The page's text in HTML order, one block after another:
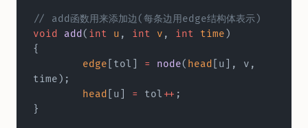
// add函数用来添加边(每条边用edge结构体表示)
void
add ( int u , int v , int time )
{
	edge
[tol] = node( head
[u], v,
time);
	head
[u] = tol ++ ;
}